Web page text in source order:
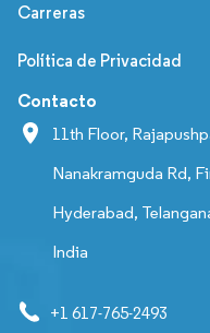
Carreras
Política de Privacidad
Contacto
11th Floor,
Nanakramguda Rd,
Hyderabad,
India
+1 617-765-2493